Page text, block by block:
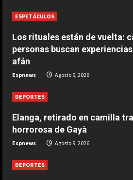
ESPETÁCULOS
Los rituales están de vuelta:
personas buscan
afán
Espnews Agosto 9, 2026
DEPORTES
Elanga, retirado en camilla
horrorosa de Gayà
Espnews Agosto 9, 2026
DEPORTES